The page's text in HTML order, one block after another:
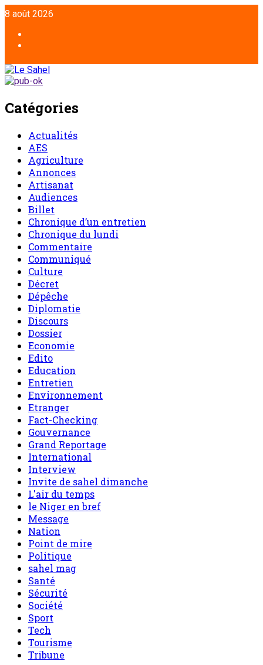
8 août 2026
Catégories
Actualités
AES
Agriculture
Annonces
Artisanat
Audiences
Billet
Chronique d’un entretien
Chronique du lundi
Commentaire
Communiqué
Culture
Décret
Dépêche
Diplomatie
Discours
Dossier
Economie
Edito
Education
Entretien
Environnement
Etranger
Fact-Checking
Gouvernance
Grand Reportage
International
Interview
Invite de sahel dimanche
L'air du temps
le Niger en bref
Message
Nation
Point de mire
Politique
sahel mag
Santé
Sécurité
Société
Sport
Tech
Tourisme
Tribune